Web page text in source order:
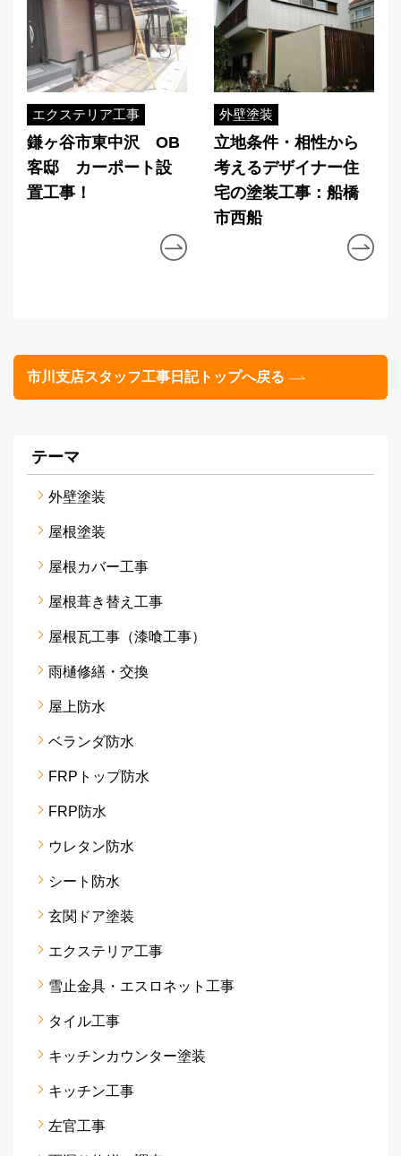
エクステリア工事
鎌ヶ谷市東中沢 OB
客邸 カーポート設
置工事！
外壁塗装
立地条件・相性から
考えるデザイナー住
宅の塗装工事：船橋
市西船
市川支店スタッフ工事日記トップへ戻る
テーマ
外壁塗装
屋根塗装
屋根カバー工事
屋根葺き替え工事
屋根瓦工事（漆喰工事）
雨樋修繕・交換
屋上防水
ベランダ防水
FRPトップ防水
FRP防水
ウレタン防水
シート防水
玄関ドア塗装
エクステリア工事
雪止金具・エスロネット工事
タイル工事
キッチンカウンター塗装
キッチン工事
左官工事